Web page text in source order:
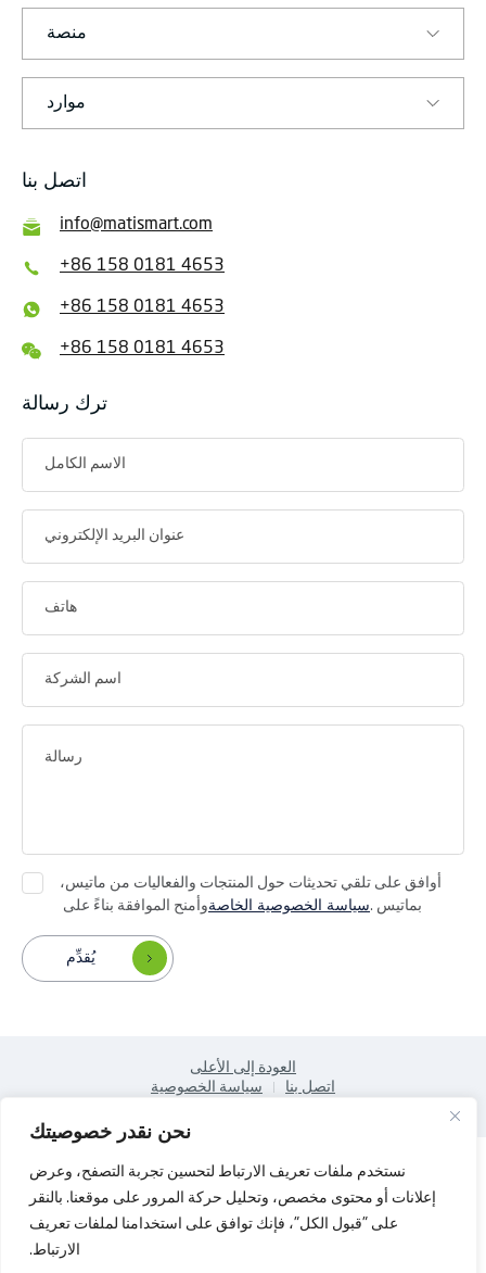
نحن نقدر خصوصيتك
نستخدم ملفات تعريف الارتباط لتحسين تجربة التصفح، وعرض
إعلانات أو محتوى مخصص، وتحليل حركة المرور على موقعنا. بالنقر
على "قبول الكل"، فإنك توافق على استخدامنا لملفات تعريف
الارتباط.
منصة
موارد
اتصل بنا
info@matismart.com
+86 158 0181 4653
+86 158 0181 4653
+86 158 0181 4653
ترك رسالة
أوافق على تلقي تحديثات حول المنتجات والفعاليات من ماتيس،
وأمنح الموافقة بناءً علىسياسة الخصوصية الخاصةبماتيس .
يُقدِّم
سياسة الخصوصية اتصل بنا
العودة إلى الأعلى